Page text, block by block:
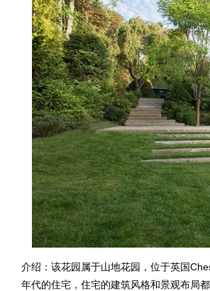
介绍：该花园属于山地花园，位于英国
年代的住宅，住宅的建筑风格和景观布局